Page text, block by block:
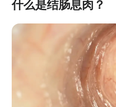
什么是结肠息肉？